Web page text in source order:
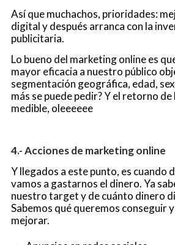
Así que muchachos, prioridades:
digital y después arranca con la
publicitaria.
Lo bueno del marketing online es
mayor eficacia a nuestro público
segmentación geográfica, edad,
más se puede pedir? Y el retorno
medible, oleeeeee
4.- Acciones de marketing online
Y llegados a este punto, es cuando
vamos a gastarnos el dinero. Ya
nuestro target y de cuánto dinero
Sabemos qué queremos conseguir
mejorar.